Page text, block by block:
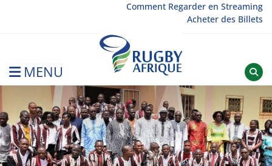
Comment Regarder en Streaming
Acheter des Billets
MENU
Rugby Afrique